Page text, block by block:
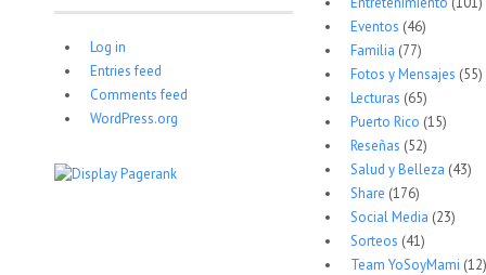
Log in
Entries feed
Comments feed
WordPress.org
Eventos (46)
Familia (77)
Fotos y Mensajes (55)
Lecturas (65)
Puerto Rico (15)
Reseñas (52)
Salud y Belleza (43)
Share (176)
Social Media (23)
Sorteos (41)
Team YoSoyMami (12)